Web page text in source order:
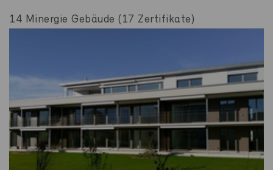
14 Minergie Gebäude (17 Zertifikate)